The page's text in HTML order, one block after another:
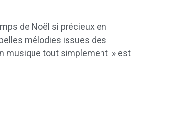
de Noël si précieux en
mélodies issues des
musique tout simplement » est